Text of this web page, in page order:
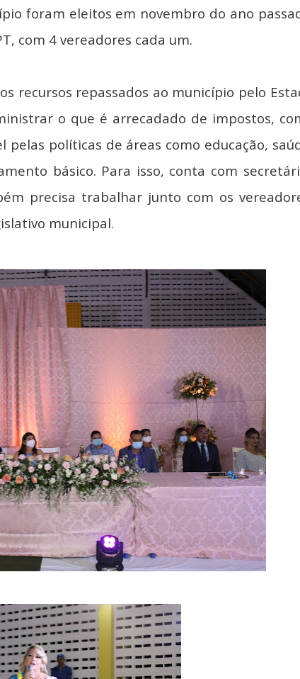
foram eleitos em novembro do ano
com 4 vereadores cada um.
recursos repassados ao município pelo
o que é arrecadado de impostos,
pelas políticas de áreas como educação,
básico. Para isso, conta com
precisa trabalhar junto com os
municipal.